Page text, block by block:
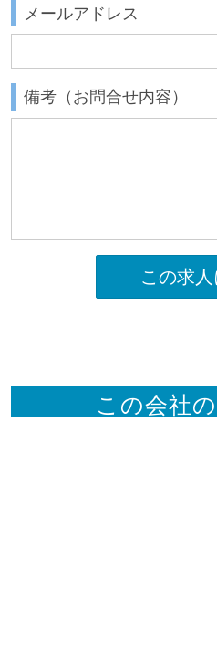
メールアドレス
備考（お問合せ内容）
この求
この会社